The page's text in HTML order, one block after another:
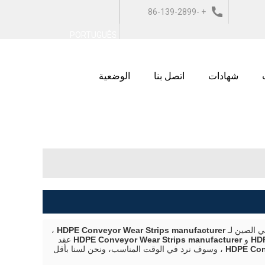
+ 86-139-2899-
شهادات اتصل بنا الوضعية
الصين لـHDPE Conveyor Wear Strips manufacturer ،
وHDPE Conveyor Wear Strips manufacturer عقد
HDPE ، وسوف نرد في الوقت المناسب، ونحن لسنا بأقل